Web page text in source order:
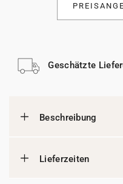
Geschätzte
Beschreibung
Lieferzeiten